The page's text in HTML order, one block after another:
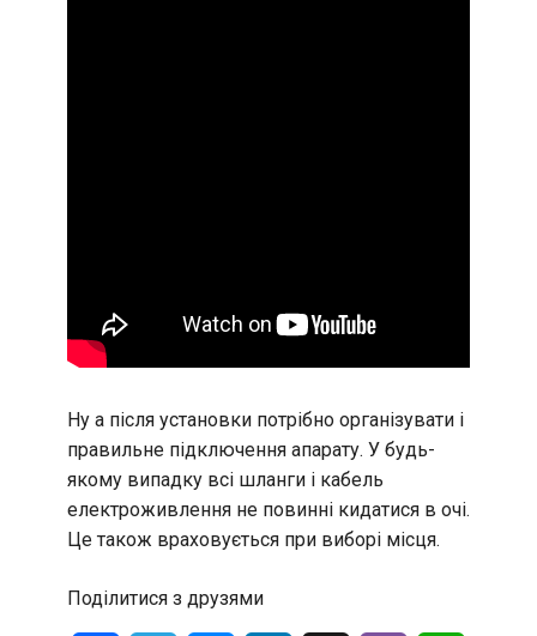
Ну а після установки потрібно організувати і
правильне підключення апарату. У будь-
якому випадку всі шланги і кабель
електроживлення не повинні кидатися в очі.
Це також враховується при виборі місця.
Поділитися з друзями